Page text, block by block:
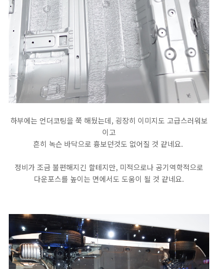
하부에는 언더코팅을 쭉 해뒀는데, 굉장히 이미지도 고급스러워보
이고
흔히 녹슨 바닥으로 흉보던것도 없어질 것 같네요.
정비가 조금 불편해지긴 할테지만, 미적으로나 공기역학적으로
다운포스를 높이는 면에서도 도움이 될 것 같네요.